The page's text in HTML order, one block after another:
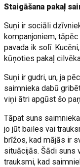
Staigāšana pakaļ
Suņi ir sociāli
kompanjoniem,
pavada ik solī.
kūņoties pakaļ
Suņi ir gudri, un, ja
saimnieka dabū
viņi ātri apgūst šo
Tāpat suns
jo jūt bailes vai
brīžos, kad mājās ir
situācijās. Šādi suns
trauksmi, kad